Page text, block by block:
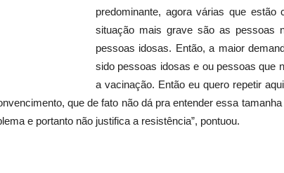
predominante, agora várias que estão
situação mais grave são as pessoas
pessoas idosas. Então, a maior
sido pessoas idosas e ou pessoas que
a vacinação. Então eu quero repetir
que de fato não dá pra entender essa
e portanto não justifica a resistência”, pontuou.